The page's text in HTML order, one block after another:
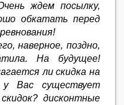
ждем посылку,
обкатать перед
наверное, поздно,
На будущее!
ли скидка на
Вас существует
дисконтные